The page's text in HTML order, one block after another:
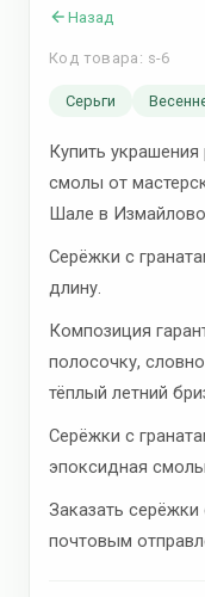
Назад
Код товара: s-6
Серьги
Купить
смолы от
Шале в
Серёжки с
длину.
Композиция
полосочку,
тёплый летний
Серёжки с
эпоксидная
Заказать
почтовым